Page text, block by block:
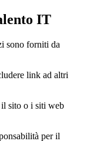
IT
sono forniti da
link ad altri
sito o i siti web
per il